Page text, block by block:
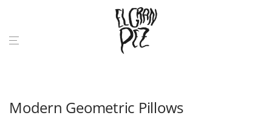
Modern Geometric Pillows